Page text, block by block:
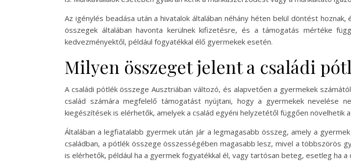
Az igénylés beadása után a hivatalok általában néhány héten belül döntést
összegek általában havonta kerülnek kifizetésre, és a támogatás mértéke
kedvezményektől, például fogyatékkal élő gyermekek esetén.
Milyen összeget jelent a családi
A családi pótlék összege Ausztriában változó, és alapvetően a gyermekek
család számára megfelelő támogatást nyújtani, hogy a gyermekek nevelése
kiegészítések is elérhetők, amelyek a család egyéni helyzetétől függően növelhetik
Általában a legfiatalabb gyermek után jár a legmagasabb összeg, amely a
családban, a pótlék összege összességében magasabb lesz, mivel a többszörös
is elérhetők, például ha a gyermek fogyatékkal él, vagy tartósan beteg, esetleg ha a